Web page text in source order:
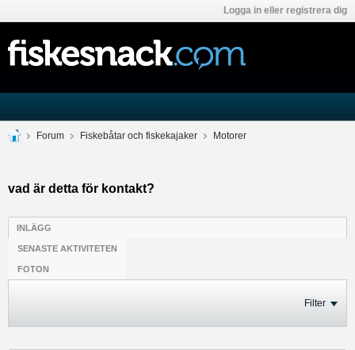
Logga in eller registrera dig
Forum Fiskebåtar och fiskekajaker Motorer
vad är detta för kontakt?
INLÄGG
SENASTE AKTIVITETEN
FOTON
Filter